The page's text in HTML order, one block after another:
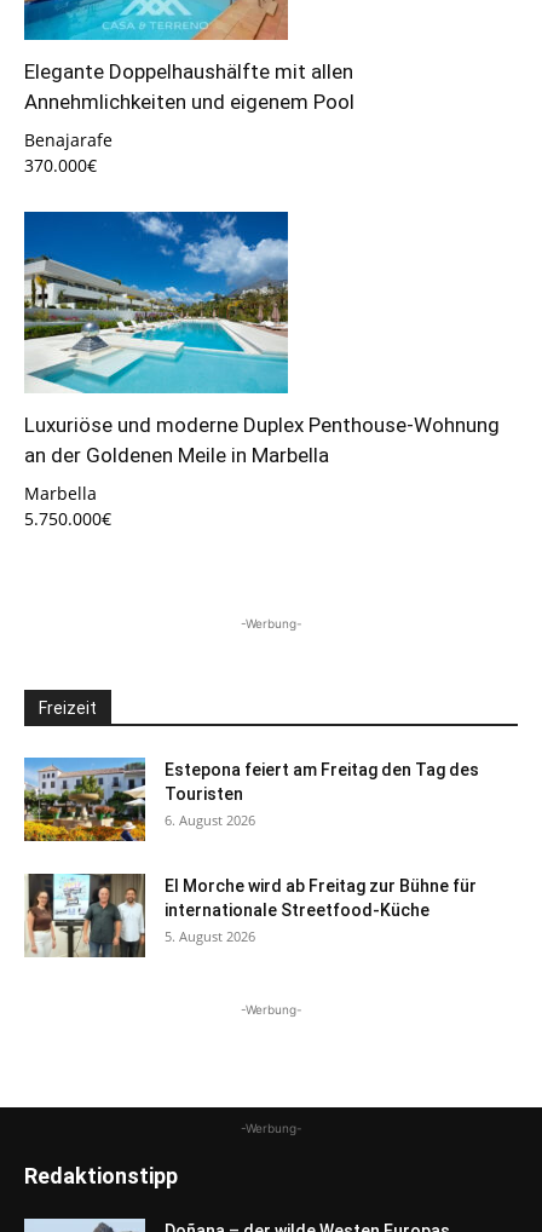
Elegante Doppelhaushälfte mit allen
Annehmlichkeiten und eigenem Pool
Benajarafe
370.000€
Luxuriöse und moderne Duplex Penthouse-Wohnung
an der Goldenen Meile in Marbella
Marbella
5.750.000€
-Werbung-
Freizeit
Estepona feiert am Freitag den Tag des
Touristen
6. August 2026
El Morche wird ab Freitag zur Bühne für
internationale Streetfood-Küche
5. August 2026
-Werbung-
-Werbung-
Redaktionstipp